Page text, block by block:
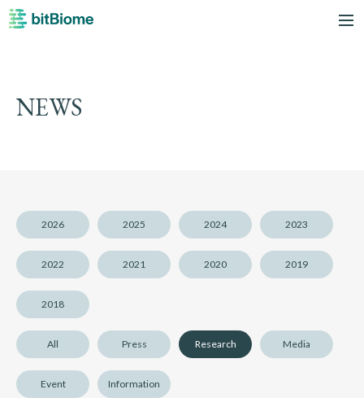
NEWS
2026 2025 2024 2023
2022 2021 2020 2019
2018
All Press Research Media
Event Information